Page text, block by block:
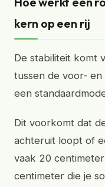
kern op een rij
De stabiliteit komt
tussen de voor-
een
Dit voorkomt dat
achteruit loopt of
vaak 20
centimeter die je